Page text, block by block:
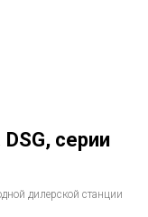
серии
дилерской станции